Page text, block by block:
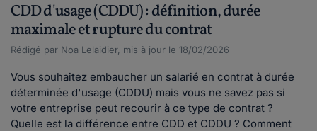
CDD d'usage (CDDU) : définition, durée
maximale et rupture du contrat
Rédigé par Noa Lelaidier, mis à jour le 18/02/2026
Vous souhaitez embaucher un salarié en contrat à durée
déterminée d'usage (CDDU) mais vous ne savez pas si
votre entreprise peut recourir à ce type de contrat ?
Quelle est la différence entre CDD et CDDU ? Comment